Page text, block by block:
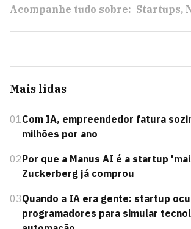
Acompanhe tudo sobre: Startups
Mais lidas
01Com IA, empreendedor fatura
milhões por ano
02Por que a Manus AI é a startup
Zuckerberg já comprou
03Quando a IA era gente: startup
programadores para simular